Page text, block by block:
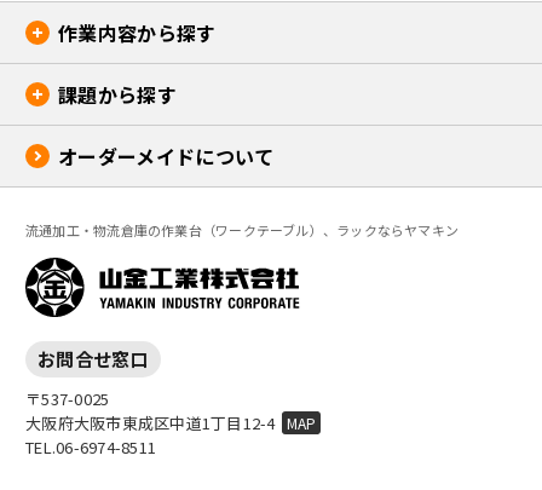
作業内容から探す
ピッキング
加工・組立
保管
課題から探す
作業台周りの収納を解決
作業場レイアウトの問題
作業者の体の負担を改善
安全の問題
効率の問題
オーダーメイドについて
流通加工・物流倉庫の作業台（ワークテーブル）、ラックならヤマキン
お問合せ窓口
〒537-0025
大阪府大阪市東成区中道1丁目12-4 MAP
TEL.06-6974-8511